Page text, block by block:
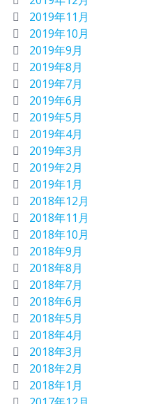
2019年11月
2019年10月
2019年9月
2019年8月
2019年7月
2019年6月
2019年5月
2019年4月
2019年3月
2019年2月
2019年1月
2018年12月
2018年11月
2018年10月
2018年9月
2018年8月
2018年7月
2018年6月
2018年5月
2018年4月
2018年3月
2018年2月
2018年1月